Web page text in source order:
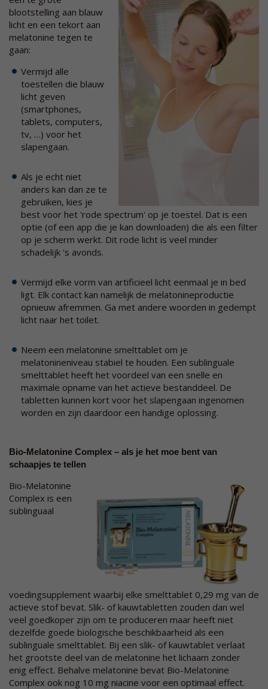
blootstelling aan blauw
licht en een tekort aan
melatonine tegen te
gaan:
Vermijd alle
toestellen die blauw
licht geven
(smartphones,
tablets, computers,
tv, …) voor het
slapengaan.
Als je echt niet
anders kan dan ze te
gebruiken, kies je
best voor het 'rode spectrum' op je toestel. Dat is een
optie (of een app die je kan downloaden) die als een filter
op je scherm werkt. Dit rode licht is veel minder
schadelijk 's avonds.
Vermijd elke vorm van artificieel licht eenmaal je in bed
ligt. Elk contact kan namelijk de melatonineproductie
opnieuw afremmen. Ga met andere woorden in gedempt
licht naar het toilet.
Neem een melatonine smelttablet om je
melatonineniveau stabiel te houden. Een sublinguale
smelttablet heeft het voordeel van een snelle en
maximale opname van het actieve bestanddeel. De
tabletten kunnen kort voor het slapengaan ingenomen
worden en zijn daardoor een handige oplossing.
Bio-Melatonine Complex – als je het moe bent van
schaapjes te tellen
Bio-Melatonine
Complex is een
sublinguaal
voedingsupplement waarbij elke smelttablet 0,29 mg van de
actieve stof bevat. Slik- of kauwtabletten zouden dan wel
veel goedkoper zijn om te produceren maar heeft niet
dezelfde goede biologische beschikbaarheid als een
sublinguale smelttablet. Bij een slik- of kauwtablet verlaat
het grootste deel van de melatonine het lichaam zonder
enig effect. Behalve melatonine bevat Bio-Melatonine
Complex ook nog 10 mg niacine voor een optimaal effect.